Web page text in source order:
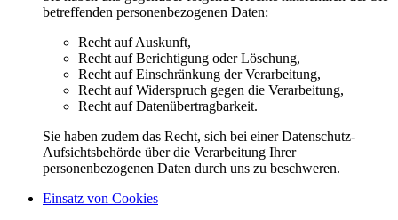
betreffenden personenbezogenen Daten:
Recht auf Auskunft,
Recht auf Berichtigung oder Löschung,
Recht auf Einschränkung der Verarbeitung,
Recht auf Widerspruch gegen die Verarbeitung,
Recht auf Datenübertragbarkeit.
Sie haben zudem das Recht, sich bei einer Datenschutz-
Aufsichtsbehörde über die Verarbeitung Ihrer
personenbezogenen Daten durch uns zu beschweren.
Einsatz von Cookies